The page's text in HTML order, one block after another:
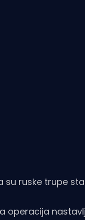
su ruske trupe
operacija